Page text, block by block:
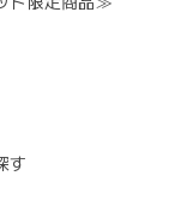
す